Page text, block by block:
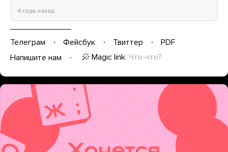
4 года назад
Телеграм Фейсбук Твиттер
PDF
Напишите нам
Magic link Что-что?